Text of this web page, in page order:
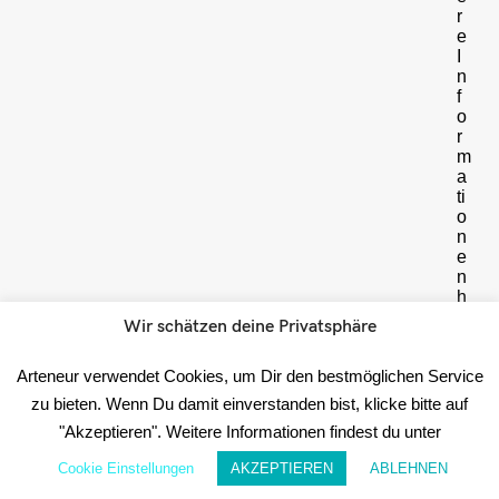
r
e
n
f
o
r
m
a
ti
o
n
e
n
h
☝️
Im
Wir schätzen deine Privatsphäre
Arteneur verwendet Cookies, um Dir den bestmöglichen Service
zu bieten. Wenn Du damit einverstanden bist, klicke bitte auf
"Akzeptieren". Weitere Informationen findest du unter
Cookie Einstellungen AKZEPTIEREN ABLEHNEN